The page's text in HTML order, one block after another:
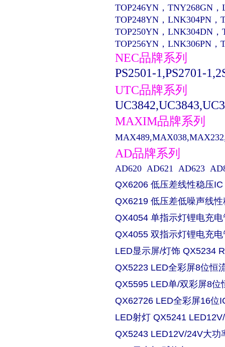
TOP246YN，TNY268GN
TOP248YN，LNK304PN，
TOP250YN，LNK304DN，
TOP256YN，LNK306PN
NEC品牌系列
PS2501-1,PS2701-
UTC品牌系列
MAXIM品牌系列
AD品牌系列
AD620 AD621 AD623
QX6206 低压差线性稳压IC
QX6219 低压差低噪声线
QX4054 单指示灯锂电充
QX4055 双指示灯锂电充
LED显示屏/灯饰 QX5234
QX5223 LED全彩屏8位恒
QX5595 LED单/双彩屏8位
QX62726 LED全彩屏16位
LED射灯 QX5241
QX5243 LED12V/24V大